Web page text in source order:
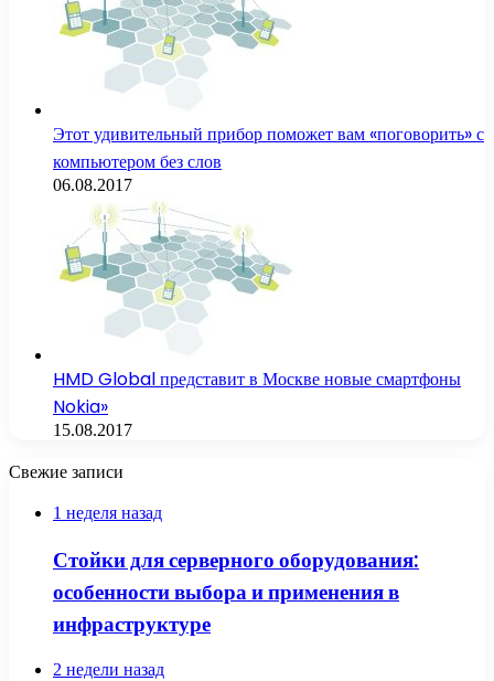
Этот удивительный прибор поможет вам «поговорить» с
компьютером без слов
06.08.2017
HMD Global представит в Москве новые смартфоны
Nokia»
15.08.2017
Свежие записи
1 неделя назад
Стойки для серверного оборудования:
особенности выбора и применения в
инфраструктуре
2 недели назад